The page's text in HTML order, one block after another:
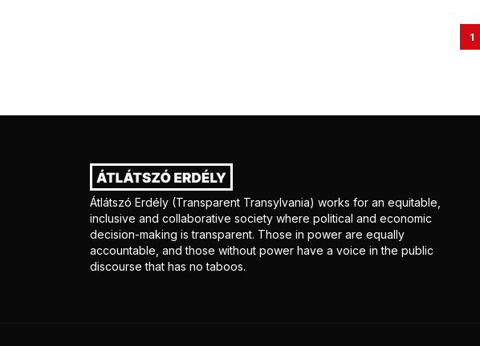
1
Átlátszó Erdély (Transparent Transylvania) works for an equitable,
inclusive and collaborative society where political and economic
decision-making is transparent. Those in power are equally
accountable, and those without power have a voice in the public
discourse that has no taboos.